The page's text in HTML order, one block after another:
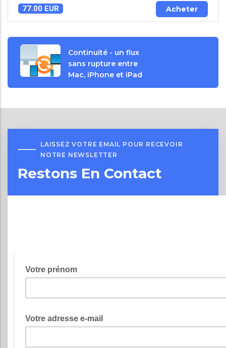
77.00 EUR Acheter
Continuité - un flux
sans rupture entre
Mac, iPhone et iPad
LAISSEZ VOTRE EMAIL POUR RECEVOIR
NOTRE NEWSLETTER
Restons En Contact